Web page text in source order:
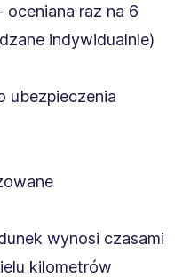
raz na 6
indywidualnie)
ubezpieczenia
wynosi czasami
kilometrów